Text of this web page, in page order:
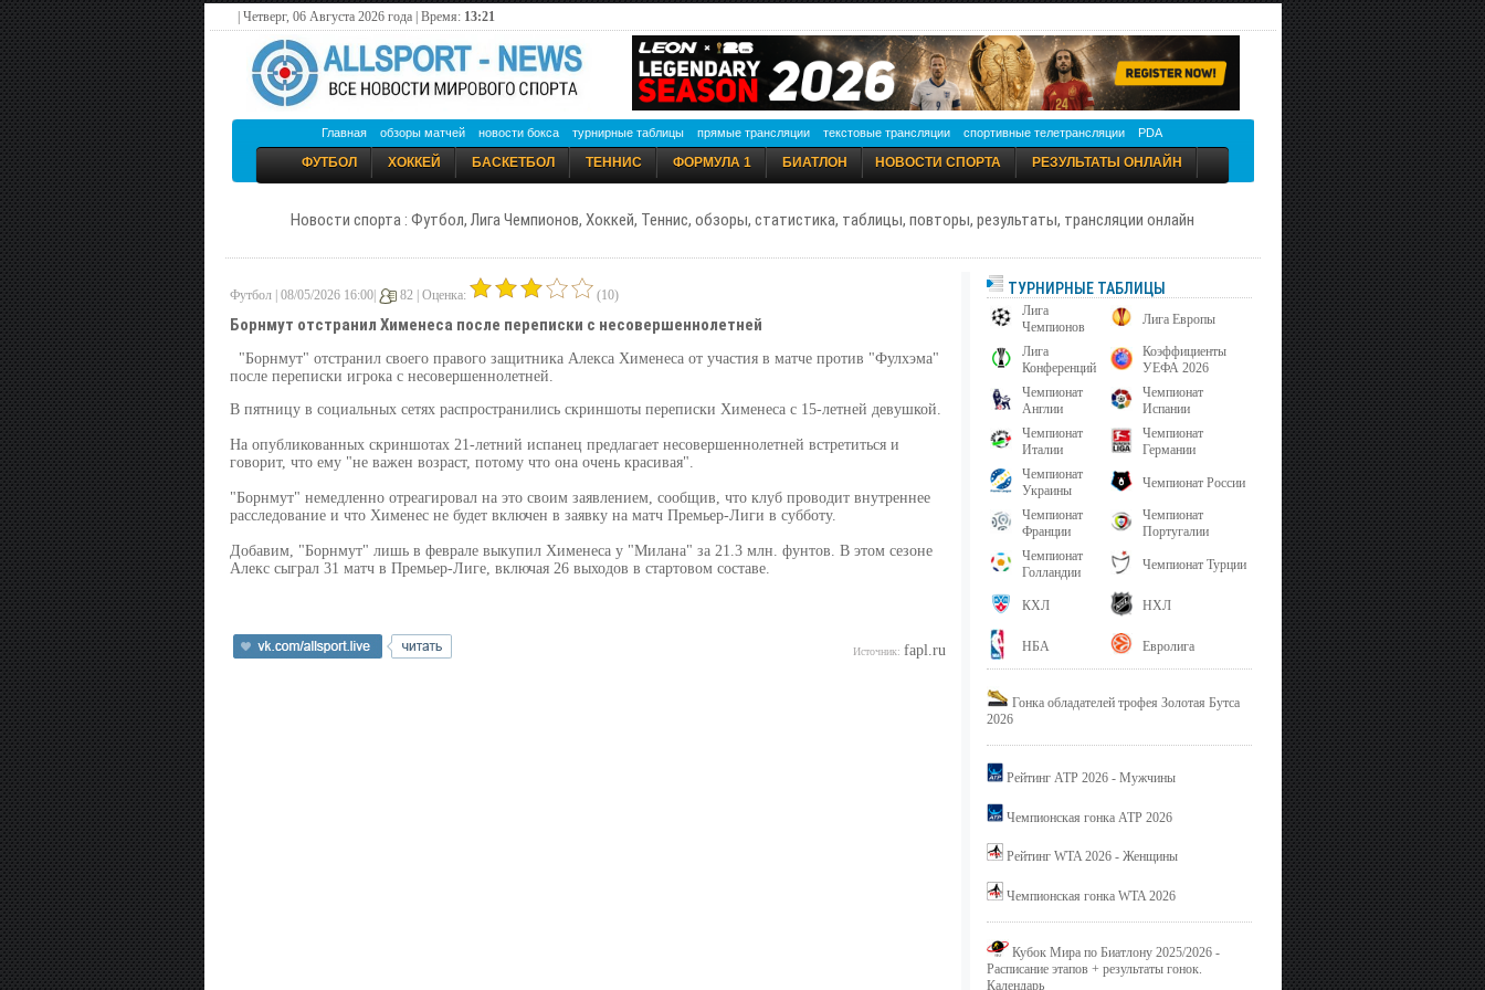
| Четверг, 06 Августа 2026 года | Время: 13:21
Главная обзоры матчей новости бокса турнирные таблицы прямые трансляции текстовые трансляции спортивные телетрансляции PDA
ФУТБОЛ ХОККЕЙ БАСКЕТБОЛ ТЕННИС ФОРМУЛА 1 БИАТЛОН НОВОСТИ СПОРТА РЕЗУЛЬТАТЫ ОНЛАЙН
Новости спорта : Футбол, Лига Чемпионов, Хоккей, Теннис, обзоры, статистика, таблицы, повторы, результаты, трансляции онлайн
Футбол | 08/05/2026 16:00| 82 | Оценка: (10)
Борнмут отстранил Хименеса после переписки с несовершеннолетней
"Борнмут" отстранил своего правого защитника Алекса Хименеса от участия в матче против "Фулхэма"
после переписки игрока с несовершеннолетней.
В пятницу в социальных сетях распространились скриншоты переписки Хименеса с 15-летней девушкой.
На опубликованных скриншотах 21-летний испанец предлагает несовершеннолетней встретиться и
говорит, что ему "не важен возраст, потому что она очень красивая".
"Борнмут" немедленно отреагировал на это своим заявлением, сообщив, что клуб проводит внутреннее
расследование и что Хименес не будет включен в заявку на матч Премьер-Лиги в субботу.
Добавим, "Борнмут" лишь в феврале выкупил Хименеса у "Милана" за 21.3 млн. фунтов. В этом сезоне
Алекс сыграл 31 матч в Премьер-Лиге, включая 26 выходов в стартовом составе.
Источник: fapl.ru
ТУРНИРНЫЕ ТАБЛИЦЫ
Лига
Чемпионов
Лига Европы
Лига
Конференций
Коэффициенты
УЕФА 2026
Чемпионат
Англии
Чемпионат
Испании
Чемпионат
Италии
Чемпионат
Германии
Чемпионат
Украины
Чемпионат России
Чемпионат
Франции
Чемпионат
Португалии
Чемпионат
Голландии
Чемпионат Турции
КХЛ НХЛ
НБА Евролига
Гонка обладателей трофея Золотая Бутса
2026
Рейтинг ATP 2026 - Мужчины
Чемпионская гонка ATP 2026
Рейтинг WTA 2026 - Женщины
Чемпионская гонка WTA 2026
Кубок Мира по Биатлону 2025/2026 -
Расписание этапов + результаты гонок.
Календарь